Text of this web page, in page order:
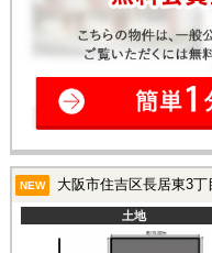
NEW 大阪市住吉区長居東3丁
土地